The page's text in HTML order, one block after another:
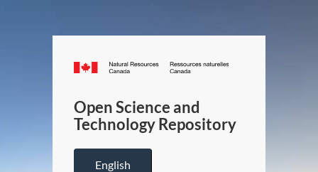
Canada.ca
/
Canada
Open Science and
Technology Repository
English